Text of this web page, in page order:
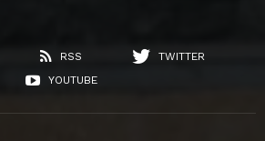
RSS
TWITTER
YOUTUBE